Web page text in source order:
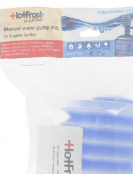
Доставка питьевой